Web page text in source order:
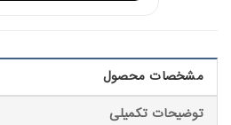
مشخصات محصول
توضیحات تکمیلی